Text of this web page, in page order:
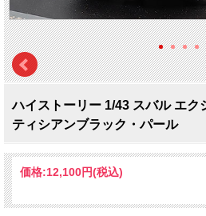
ハイストーリー 1/43 スバル エク
ティシアンブラック・パール
価格:12,100円(税込)